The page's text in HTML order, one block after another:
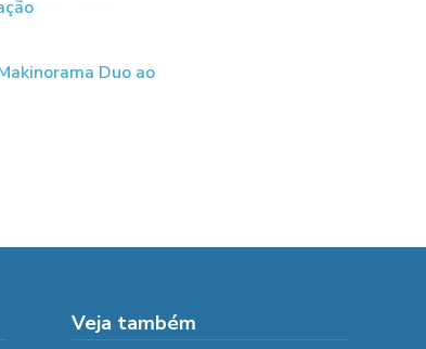
Duo ao
Veja também